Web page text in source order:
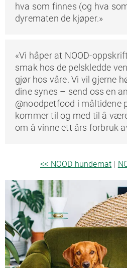
hva som finnes (og hva
dyrematen de kjøper.»
«Vi håper at NOOD-
smak hos de pelskledde
gjør hos våre. Vi vil gjerne
dine synes – send oss en
@noodpetfood i måltidene
kommer til og med til å
om å vinne ett års forbruk
<< NOOD hundemat |